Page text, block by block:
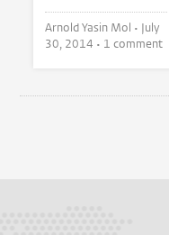
Arnold Yasin Mol • July
30, 2014
• 1 comment